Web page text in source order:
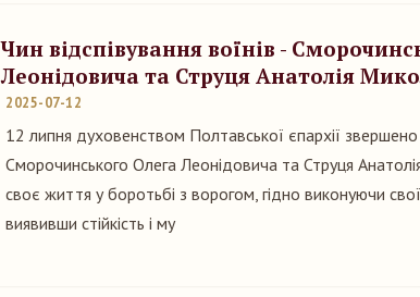
Чин відспівування воїнів -
Леонідовича та Струця Анатолія
2025-07-12
12 липня духовенством Полтавської єпархії звершено
Сморочинського Олега Леонідовича та Струця
своє життя у боротьбі з ворогом, гідно виконуючи
виявивши стійкість і му